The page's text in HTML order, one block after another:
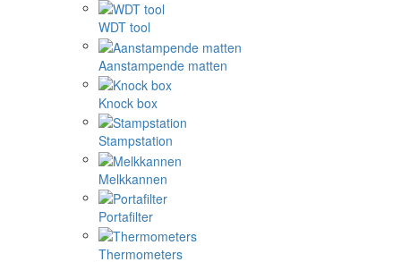
WDT tool
Aanstampende matten
Knock box
Stampstation
Melkkannen
Portafilter
Thermometers